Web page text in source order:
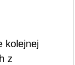
kolejnej
z